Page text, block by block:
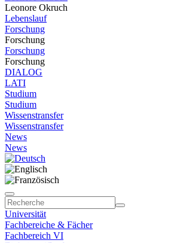
Leonore Okruch
Lebenslauf
Forschung
Forschung
Forschung
Forschung
DIALOG
LATI
Studium
Studium
Wissenstransfer
Wissenstransfer
News
News
Universität
Fachbereiche & Fächer
Fachbereich VI